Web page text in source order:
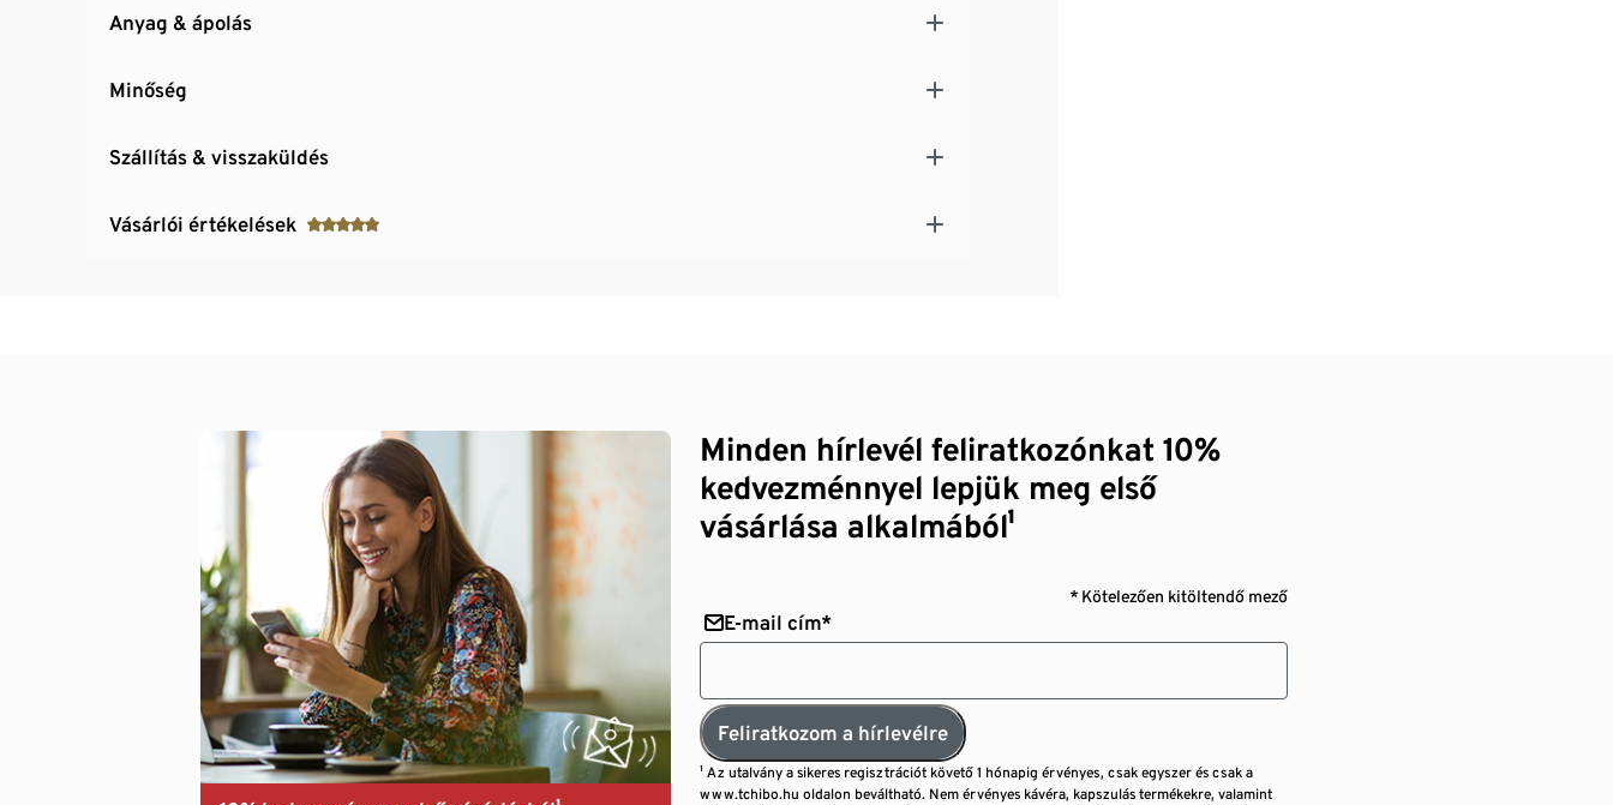
Anyag & ápolás
Minőség
Szállítás & visszaküldés
Vásárlói értékelések
Minden hírlevél feliratkozónkat 10%
kedvezménnyel lepjük meg első
vásárlása alkalmából¹
* Kötelezően kitöltendő mező
E-mail cím*
Feliratkozom a hírlevélre
¹ Az utalvány a sikeres regisztrációt követő 1 hónapig érvényes, csak egyszer és csak a
www.tchibo.hu oldalon beváltható. Nem érvényes kávéra, kapszulás termékekre, valamint